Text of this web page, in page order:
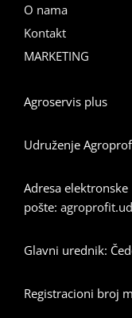
O nama
Kontakt
MARKETING
Agroservis plus
Udruženje
Adresa elektronske
pošte:
Glavni urednik:
Registracioni broj